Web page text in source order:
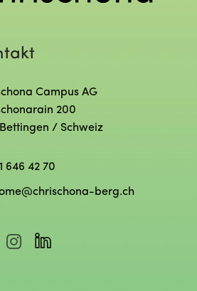
Campus AG
200
Bettingen / Schweiz
646 42 70
berg.ch